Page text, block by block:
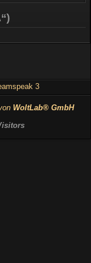
3
WoltLab® GmbH